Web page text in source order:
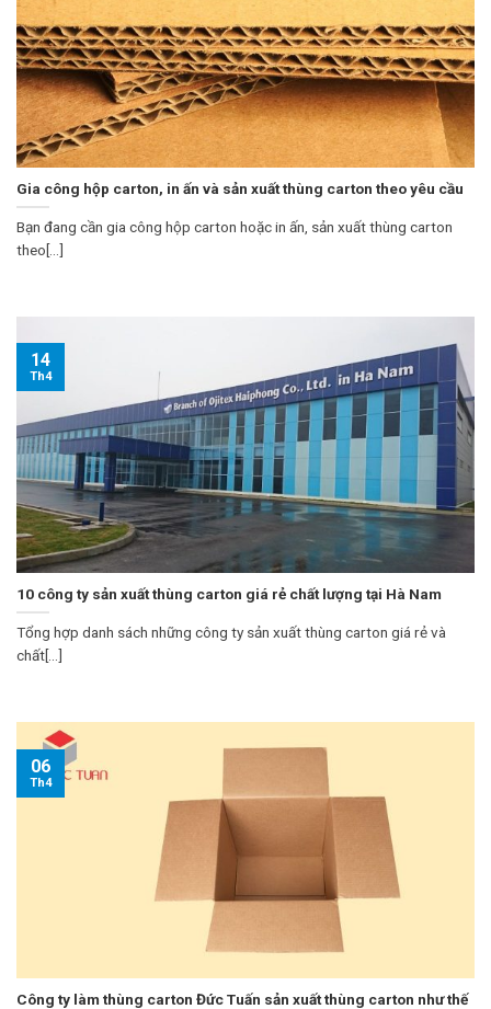
Gia công hộp carton, in ấn và sản xuất thùng carton theo yêu cầu
Bạn đang cần gia công hộp carton hoặc in ấn, sản xuất thùng carton
theo[...]
10 công ty sản xuất thùng carton giá rẻ chất lượng tại Hà Nam
Tổng hợp danh sách những công ty sản xuất thùng carton giá rẻ và
chất[...]
14
Th4
Công ty làm thùng carton Đức Tuấn sản xuất thùng carton như thế
06
Th4